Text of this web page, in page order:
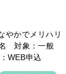
やかでメリハリ
名 対象：一般
WEB申込